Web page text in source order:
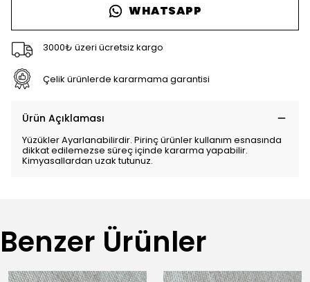
WHATSAPP
3000₺ üzeri ücretsiz kargo
Çelik ürünlerde kararmama garantisi
Ürün Açıklaması
Yüzükler Ayarlanabilirdir. Pirinç ürünler kullanım esnasında
dikkat edilemezse süreç içinde kararma yapabilir.
Kimyasallardan uzak tutunuz.
Benzer Ürünler